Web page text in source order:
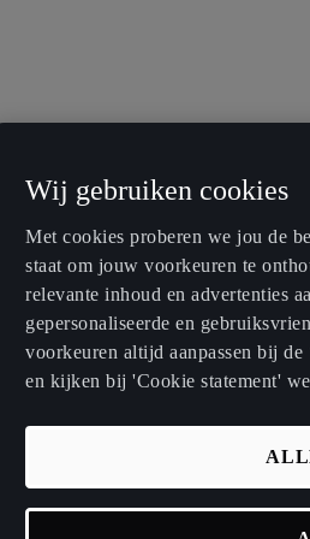
Wij gebruiken cookies
Met cookies proberen we jou de
staat om jouw voorkeuren te
relevante inhoud en advertenties
gepersonaliseerde en
voorkeuren altijd aanpassen bij de
en kijken bij 'Cookie statement'